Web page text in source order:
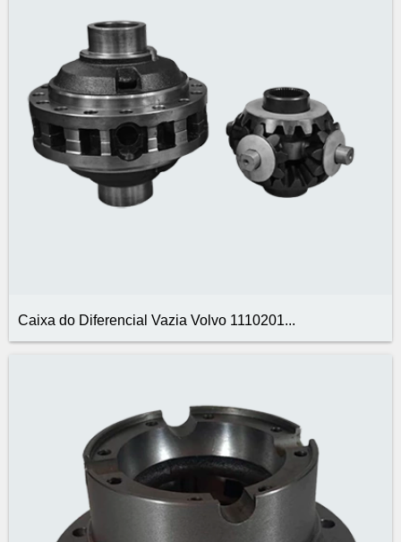
Caixa do Diferencial Vazia Volvo 1110201...